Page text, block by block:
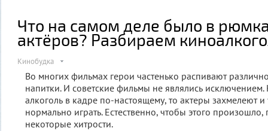
Что на самом деле было в
актёров? Разбираем
Кинобудка
Во многих фильмах герои частенько распивают
напитки. И советские фильмы не являлись исключением.
алкоголь в кадре по-настоящему, то актеры захмелеют и
нормально играть. Естественно, чтобы этого
некоторые хитрости.